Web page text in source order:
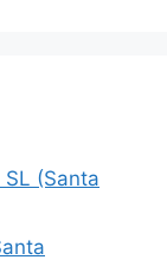
(Santa